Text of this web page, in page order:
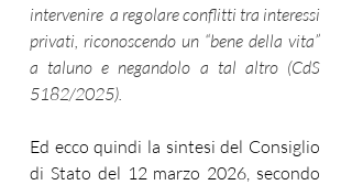
intervenire  a regolare conflitti tra interessi
privati, riconoscendo un “bene della vita”
a taluno e negandolo a tal altro (CdS
5182/2025).
Ed ecco quindi la sintesi del Consiglio
di Stato del 12 marzo 2026, secondo